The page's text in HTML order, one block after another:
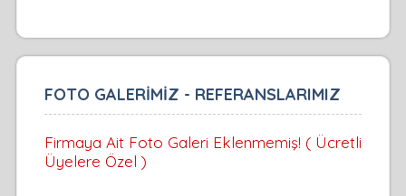
FOTO GALERİMİZ - REFERANSLARIMIZ
Firmaya Ait Foto Galeri Eklenmemiş! ( Ücretli
Üyelere Özel )